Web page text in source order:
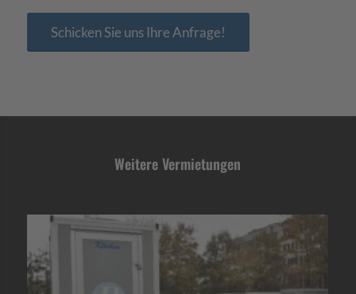
Schicken Sie uns Ihre Anfrage!
Weitere Vermietungen